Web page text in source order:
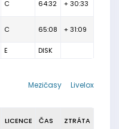
C 64:32 + 30:33
C 65:08 + 31:09
E DISK
Livelox
Mezičasy
LICENCE ČAS ZTRÁTA